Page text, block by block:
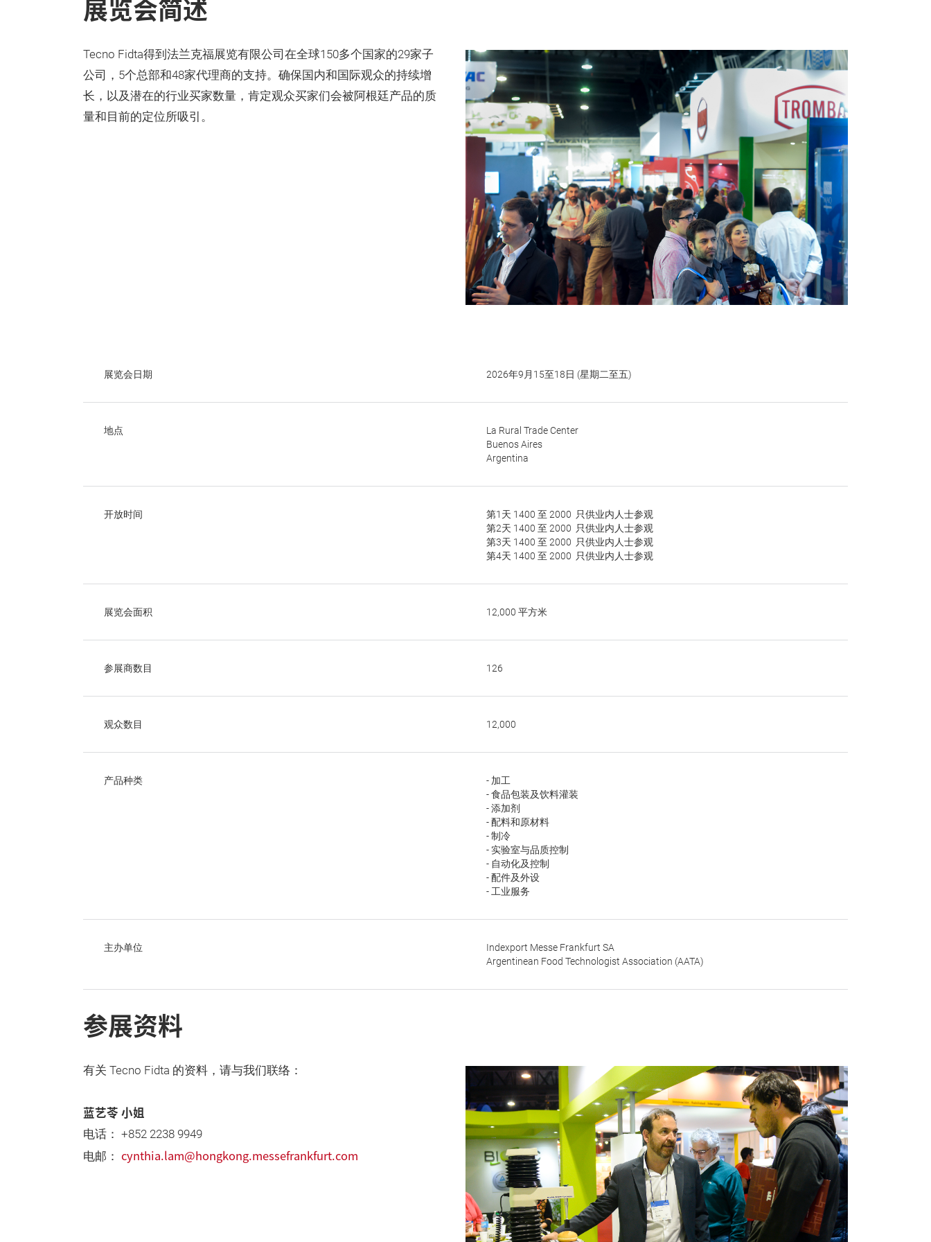
展览会简述
Tecno Fidta得到法兰克福展览有限公司在全球150多个国家的29家子
公司，5个总部和48家代理商的支持。确保国内和国际观众的持续增
长，以及潜在的行业买家数量，肯定观众买家们会被阿根廷产品的质
量和目前的定位所吸引。
展览会日期 2026年9月15至18日 (星期二至五)
地点
La Rural Trade Center
Buenos Aires
Argentina
开放时间
第1天 1400 至 2000 只供业内人士参观
第2天 1400 至 2000 只供业内人士参观
第3天 1400 至 2000 只供业内人士参观
第4天 1400 至 2000 只供业内人士参观
展览会面积 12,000 平方米
参展商数目 126
观众数目 12,000
产品种类
- 加工
- 食品包装及饮料灌装
- 添加剂
- 配料和原材料
- 制冷
- 实验室与品质控制
- 自动化及控制
- 配件及外设
- 工业服务
主办单位
Indexport Messe Frankfurt SA
Argentinean Food Technologist Association (AATA)
参展资料
有关 Tecno Fidta 的资料，请与我们联络：
蓝艺苓 小姐
电话： +852 2238 9949
电邮： cynthia.lam@hongkong.messefrankfurt.com